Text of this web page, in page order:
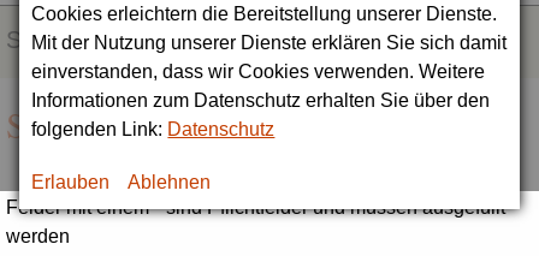
Cookies erleichtern die Bereitstellung unserer Dienste.
Mit der Nutzung unserer Dienste erklären Sie sich damit
einverstanden, dass wir Cookies verwenden. Weitere
Informationen zum Datenschutz erhalten Sie über den
folgenden Link: Datenschutz
Erlauben Ablehnen
SERVICE
Seite empfehlen
Felder mit einem * sind Pflichtfelder und müssen ausgefüllt
werden